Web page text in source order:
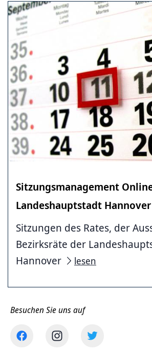
Sitzungsmanagement
Landeshauptstadt Hannover
Sitzungen des Rates, der
Bezirksräte der
Hannover
lesen
Besuchen Sie uns auf